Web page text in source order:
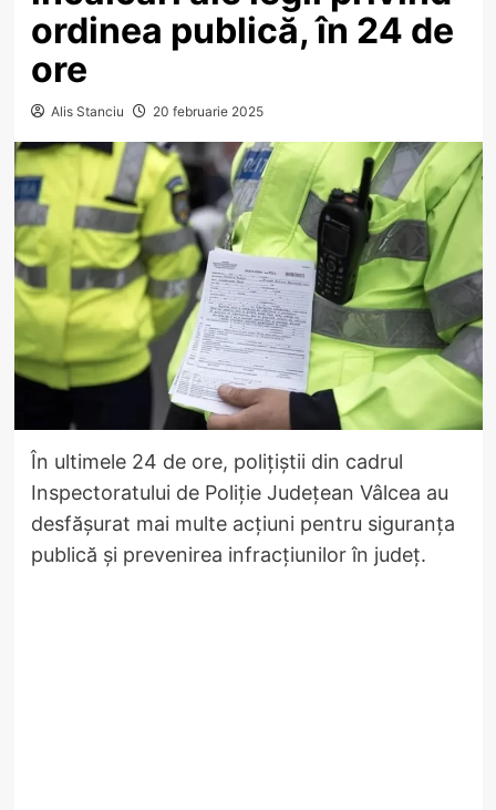
ordinea publică, în 24 de
ore
Alis Stanciu 20 februarie 2025
În ultimele 24 de ore, polițiștii din cadrul
Inspectoratului de Poliție Județean Vâlcea au
desfășurat mai multe acțiuni pentru siguranța
publică și prevenirea infracțiunilor în județ.